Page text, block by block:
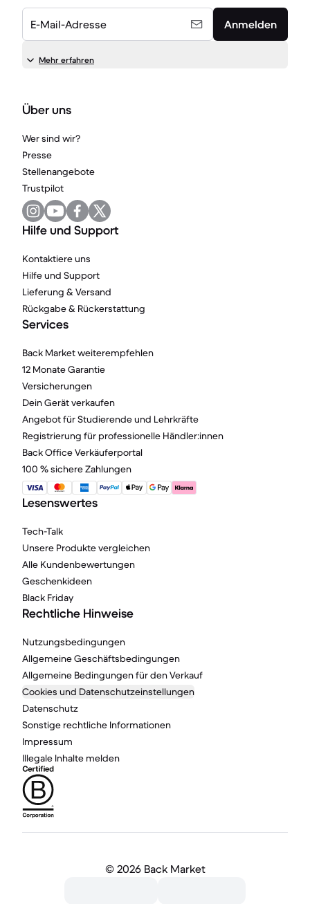
E-Mail-Adresse Anmelden
Mehr erfahren
Über uns
Wer sind wir?
Presse
Stellenangebote
Trustpilot
Hilfe und Support
Kontaktiere uns
Hilfe und Support
Lieferung & Versand
Rückgabe & Rückerstattung
Services
Back Market weiterempfehlen
12 Monate Garantie
Versicherungen
Dein Gerät verkaufen
Angebot für Studierende und Lehrkräfte
Registrierung für professionelle Händler:innen
Back Office Verkäuferportal
100 % sichere Zahlungen
Lesenswertes
Tech-Talk
Unsere Produkte vergleichen
Alle Kundenbewertungen
Geschenkideen
Black Friday
Rechtliche Hinweise
Nutzungsbedingungen
Allgemeine Geschäftsbedingungen
Allgemeine Bedingungen für den Verkauf
Cookies und Datenschutzeinstellungen
Datenschutz
Sonstige rechtliche Informationen
Impressum
Illegale Inhalte melden
© 2026 Back Market